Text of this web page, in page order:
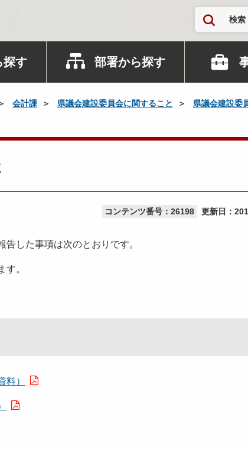
検索
探す 部署から探す
会計課 県議会建設委員会に関すること 県議会建設委
コンテンツ番号：26198 更新日：
した事項は次のとおりです。
。
）